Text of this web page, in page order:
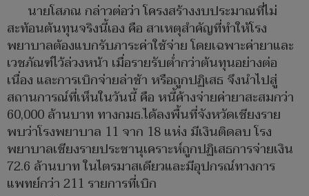
นายโสภณ กล่าวต่อว่า โครงสร้างงบประมาณที่ไม่
สะท้อนต้นทุนจริงนี้เอง คือ สาเหตุสำคัญที่ทำให้โรง
พยาบาลต้องแบกรับภาระค่าใช้จ่าย โดยเฉพาะค่ายาและ
เวชภัณฑ์ไว้ล่วงหน้า เมื่อรายรับต่ำกว่าต้นทุนอย่างต่อ
เนื่อง และการเบิกจ่ายล่าช้า หรือถูกปฏิเสธ จึงนำไปสู่
สถานการณ์ที่เห็นในวันนี้ คือ หนี้ค้างจ่ายค่ายาสะสมกว่า
60,000 ล้านบาท ทางกมธ.ได้ลงพื้นที่จังหวัดเชียงราย
พบว่าโรงพยาบาล 11 จาก 18 แห่ง มีเงินติดลบ โรง
พยาบาลเชียงรายประชานุเคราะห์ถูกปฏิเสธการจ่ายเงิน
72.6 ล้านบาท ในไตรมาสเดียวและมีอุปกรณ์ทางการ
แพทย์กว่า 211 รายการที่เบิก